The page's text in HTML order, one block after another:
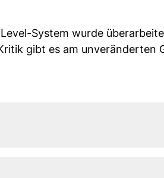
System wurde
gibt es am unveränderten